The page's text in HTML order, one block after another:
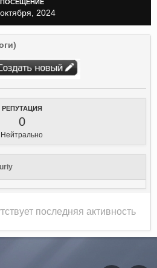
ПОСЕЩЕНИЕ
2024
РЕПУТАЦИЯ
0
Нейтрально
последняя активность